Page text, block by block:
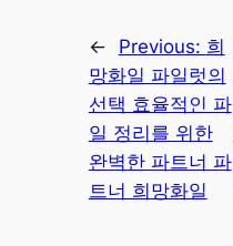
← Previous: 희
망화일 파일럿의
선택 효율적인 파
일 정리를 위한
완벽한 파트너 파
트너 희망화일